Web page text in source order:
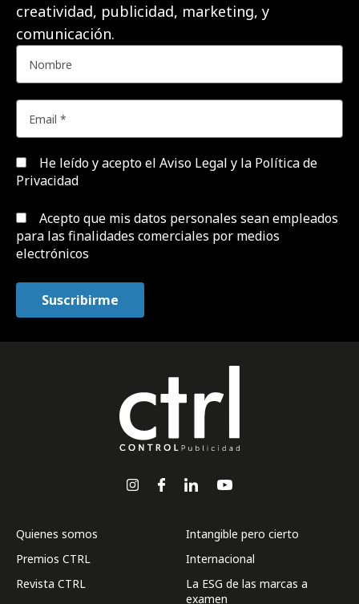
creatividad, publicidad, marketing, y
comunicación.
He leído y acepto el Aviso Legal y la Política de
Privacidad
Acepto que mis datos personales sean empleados
para las finalidades comerciales por medios
electrónicos
Quienes somos
Premios CTRL
Revista CTRL
Intangible pero cierto
Internacional
La ESG de las marcas a
examen